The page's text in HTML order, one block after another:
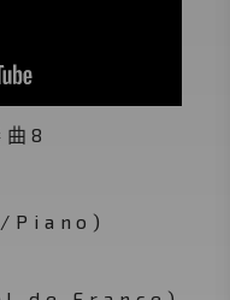
8
Piano)